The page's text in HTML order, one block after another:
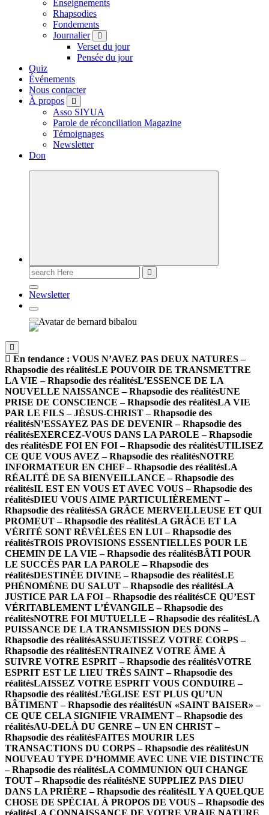
Enseignements
Rhapsodies
Fondements
Journalier
Verset du jour
Pensée du jour
Quiz
Événements
Nous contacter
À propos
Asso SIYUA
Parole de réconciliation Magazine
Témoignages
Newsletter
Don
Newsletter
En tendance : VOUS N’AVEZ PAS DEUX NATURES –
Rhapsodie des réalitésLE POUVOIR DE TRANSMETTRE
LA VIE – Rhapsodie des réalitésL’ESSENCE DE LA
NOUVELLE NAISSANCE – Rhapsodie des réalitésUNE
PRISE DE CONSCIENCE – Rhapsodie des réalitésLA VIE
PAR LE FILS – JÉSUS-CHRIST – Rhapsodie des
réalitésN’ESSAYEZ PAS DE DEVENIR – Rhapsodie des
réalitésEXERCEZ-VOUS DANS LA PAROLE – Rhapsodie
des réalitésDE FOI EN FOI – Rhapsodie des réalitésUTILISEZ
CE QUE VOUS AVEZ – Rhapsodie des réalitésNOTRE
INFORMATEUR EN CHEF – Rhapsodie des réalitésLA
RÉALITÉ DE SA BIENVEILLANCE – Rhapsodie des
réalitésIL EST EN VOUS ET AVEC VOUS – Rhapsodie des
réalitésDIEU VOUS AIME PARTICULIÈREMENT –
Rhapsodie des réalitésSA GRÂCE MERVEILLEUSE ET QUI
PROMEUT – Rhapsodie des réalitésLA GRÂCE ET LA
VÉRITÉ SONT RÉVÉLÉES EN LUI – Rhapsodie des
réalitésTROIS PROVISIONS ESSENTIELLES POUR LE
CHEMIN DE LA VIE – Rhapsodie des réalitésBÂTI POUR
LE SUCCÈS PAR LA PAROLE – Rhapsodie des
réalitésDESTINÉE DIVINE – Rhapsodie des réalitésLE
PHÉNOMÈNE DU SALUT – Rhapsodie des réalitésLA
JUSTICE PAR LA FOI – Rhapsodie des réalitésCE QU’EST
VÉRITABLEMENT L’ÉVANGILE – Rhapsodie des
réalitésNOTRE FOI MUTUELLE – Rhapsodie des réalitésLA
PUISSANCE DE LA TRANSMISSION DES DONS –
Rhapsodie des réalitésASSUJETISSEZ VOTRE CORPS –
Rhapsodie des réalitésENTRAINEZ VOTRE ÂME À
SUIVRE VOTRE ESPRIT – Rhapsodie des réalitésVOTRE
ESPRIT EST LE LIEU TRÈS SAINT – Rhapsodie des
réalitésLAISSEZ VOTRE ESPRIT VOUS CONDUIRE –
Rhapsodie des réalitésL’ÉGLISE EST PLUS QU’UN
BÂTIMENT – Rhapsodie des réalitésUN «SAINT BAISER» –
CE QUE CELA SIGNIFIE VRAIMENT – Rhapsodie des
réalitésAU-DELÀ DU GENRE – UN EN CHRIST –
Rhapsodie des réalitésFAITES MOURIR LES
TRANSACTIONS DU CORPS – Rhapsodie des réalitésUN
NOUVEAU TYPE D’HOMME AVEC UNE VIE DISTINCTE
– Rhapsodie des réalitésLA COMMUNION QUI CHANGE
TOUT – Rhapsodie des réalitésNE SUPPLIEZ PAS DIEU
DANS LA PRIÈRE – Rhapsodie des réalitésIL Y A QUELQUE
CHOSE DE SPÉCIAL À PROPOS DE VOUS – Rhapsodie des
réalitésLA CONNAISSANCE DE VOTRE VRAIE NATURE